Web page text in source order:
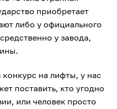
приобретает
либо у официального
у завода,
на лифты, у нас
поставить, кто угодно
или человек просто